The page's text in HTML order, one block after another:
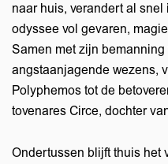
naar huis, verandert al
odyssee vol gevaren,
Samen met zijn
angstaanjagende wezens,
Polyphemos tot de
tovenares Circe, dochter
Ondertussen blijft thuis het